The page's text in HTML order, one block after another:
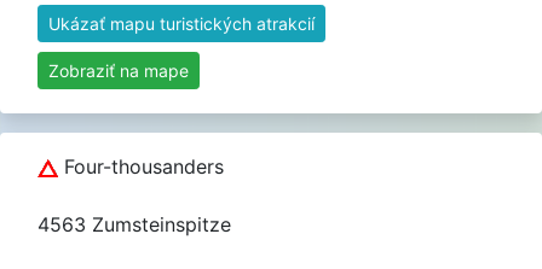
Ukázať mapu turistických atrakcií
Zobraziť na mape
Four-thousanders
4563 Zumsteinspitze